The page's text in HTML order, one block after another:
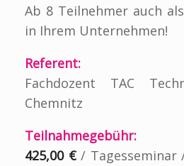
Ab 8 Teilnehmer auch
in Ihrem Unternehmen!
Referent:
Fachdozent TAC
Chemnitz
Teilnahmegebühr:
425,00 €/ Tagesseminar